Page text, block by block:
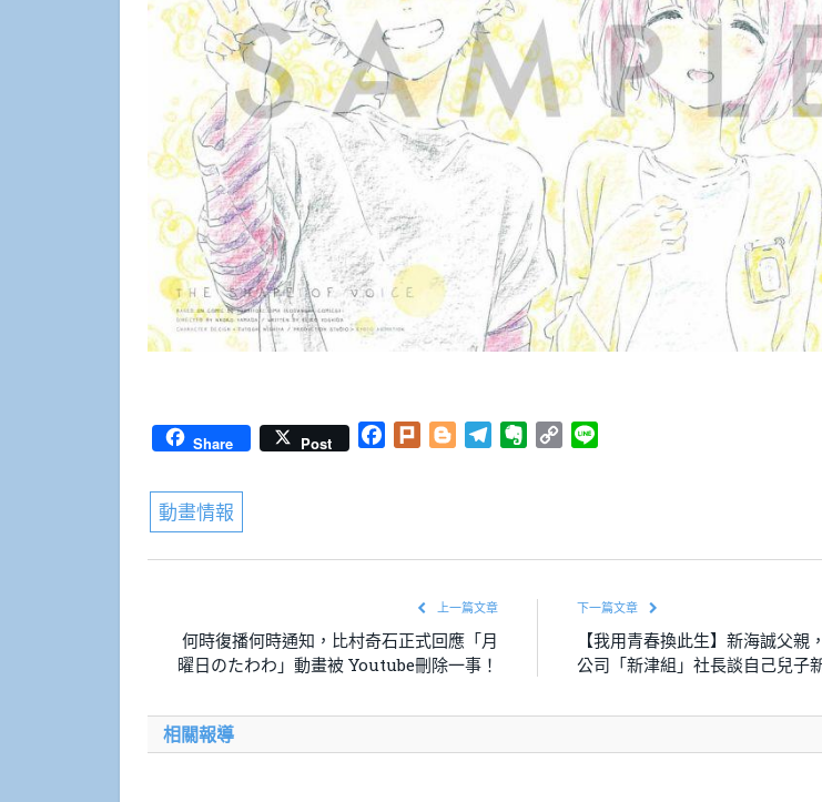
Share Post Facebook
Plurk BloggerTelegramEvernote
Copy
動畫情報
上一篇文章
何時復播何時通知，比村奇石正式回應「月
曜日のたわわ」動畫被 Youtube刪除一事！
下一篇文章
【我用青春換此生】新海誠父親
公司「新津組」社長談自己兒子
相關報導